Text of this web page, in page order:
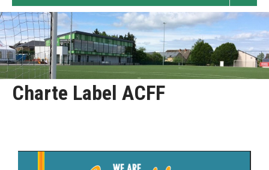
Charte Label ACFF